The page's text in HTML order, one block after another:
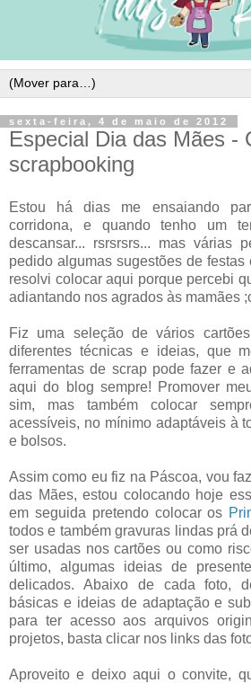
sexta-feira, 4 de maio de 2012
Especial Dia das Mães -
scrapbooking
Estou há dias me ensaiando
corridona, e quando tenho um
descansar... rsrsrsrs... mas várias
pedido algumas sugestões de
resolvi colocar aqui porque percebi
adiantando nos agrados às mamães
Fiz uma seleção de vários
diferentes técnicas e ideias, que
ferramentas de scrap pode fazer e
aqui do blog sempre! Promover
sim, mas também colocar
acessíveis, no mínimo adaptáveis à
e bolsos.
Assim como eu fiz na Páscoa, vou
das Mães, estou colocando hoje
em seguida pretendo colocar os
todos e também gravuras lindas prá
ser usadas nos cartões ou como
último, algumas ideias de
delicados. Abaixo de cada foto,
básicas e ideias de adaptação e
para ter acesso aos arquivos
projetos, basta clicar nos links das
Aproveito e deixo aqui o convite,